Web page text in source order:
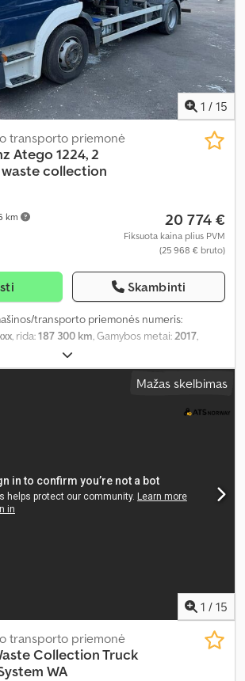
1 / 15
km
transporto priemonė
Atego 1224, 2
collection
20 774 €
Fiksuota kaina plius PVM
(25 968 € bruto)
Skambinti
transporto priemonės numeris:
, rida:187 300 km, Gamybos metai:2017,
Mažas skelbimas
1 / 15
transporto priemonė
Collection Truck
WA